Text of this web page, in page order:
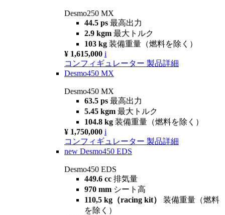
Desmo250 MX
44.5 ps 最高出力
2.9 kgm 最大トルク
103 kg 装備重量（燃料を除く）
¥ 1,615,000 i
コンフィギュレーター 製品詳細
Desmo450 MX
Desmo450 MX
63.5 ps 最高出力
5.45 kgm 最大トルク
104.8 kg 装備重量（燃料を除く）
¥ 1,750,000 i
コンフィギュレーター 製品詳細
new Desmo450 EDS
Desmo450 EDS
449.6 cc 排気量
970 mm シート高
110,5 kg（racing kit） 装備重量（燃料
を除く）